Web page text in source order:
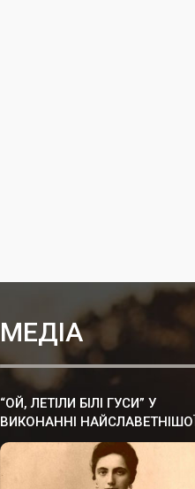
МЕДІА
“ОЙ, ЛЕТІЛИ БІЛІ ГУСИ” У
ВИКОНАННІ
ОПЕРНОЇ СПІВАЧКИ СОЛОМIЇ
КРУШЕЛЬНИЦЬКОЇ